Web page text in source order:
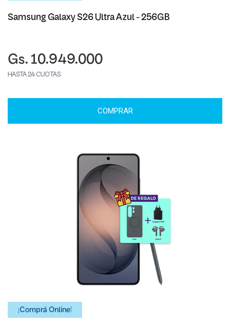
Samsung Galaxy S26 Ultra Azul - 256GB
Gs. 10.949.000
HASTA 24 CUOTAS
COMPRAR
¡Comprá Online!